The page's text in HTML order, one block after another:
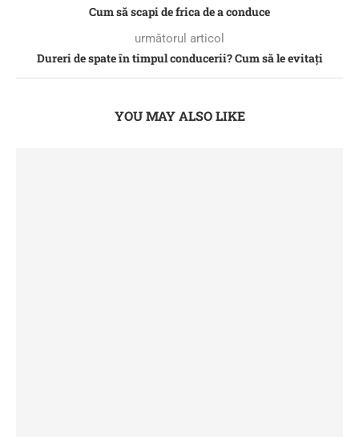
Cum să scapi de frica de a conduce
următorul articol
Dureri de spate în timpul conducerii? Cum să le evitați
YOU MAY ALSO LIKE